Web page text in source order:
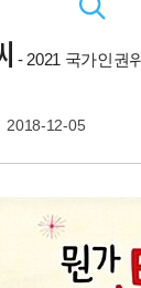
- 2021 국가인권
2018-12-05